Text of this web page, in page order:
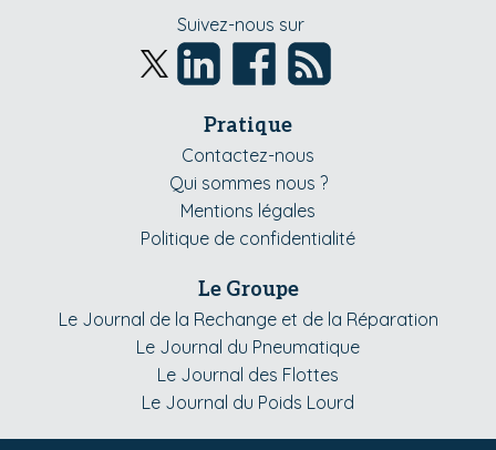
Suivez-nous sur
Pratique
Contactez-nous
Qui sommes nous ?
Mentions légales
Politique de confidentialité
Le Groupe
Le Journal de la Rechange et de la Réparation
Le Journal du Pneumatique
Le Journal des Flottes
Le Journal du Poids Lourd